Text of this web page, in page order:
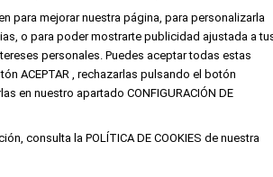
de compra
©
Todos los derechos
para mejorar nuestra página, para personalizarla
o para poder mostrarte publicidad ajustada a
personales. Puedes aceptar todas estas
ACEPTAR , rechazarlas pulsando el botón
en nuestro apartado CONFIGURACIÓN DE
consulta la POLÍTICA DE COOKIES de nuestra